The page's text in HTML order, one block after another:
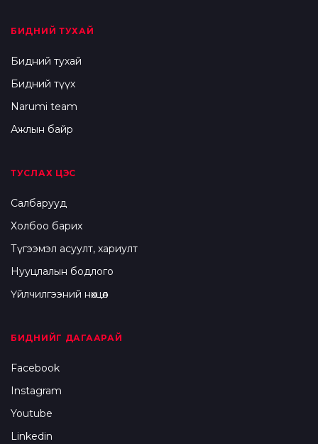
БИДНИЙ ТУХАЙ
Бидний тухай
Бидний түүх
Narumi team
Ажлын байр
ТУСЛАХ ЦЭС
Салбарууд
Холбоо барих
Түгээмэл асуулт, хариулт
Нууцлалын бодлого
Үйлчилгээний нөхцөл
БИДНИЙГ ДАГААРАЙ
Facebook
Instagram
Youtube
Linkedin